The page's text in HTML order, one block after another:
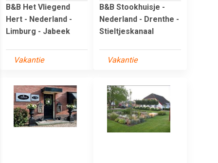
B&B Het Vliegend
Hert - Nederland -
Limburg - Jabeek
Vakantie
B&B Stookhuisje -
Nederland - Drenthe -
Stieltjeskanaal
Vakantie